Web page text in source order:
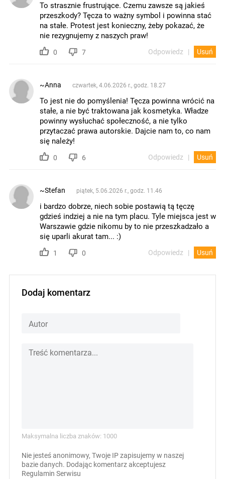
To strasznie frustrujące. Czemu zawsze są jakieś
przeszkody? Tęcza to ważny symbol i powinna stać
na stałe. Protest jest konieczny, żeby pokazać, że
nie rezygnujemy z naszych praw!
0 7 Odpowiedz Usuń
~Anna czwartek, 4.06.2026 r., godz. 18.27
To jest nie do pomyślenia! Tęcza powinna wrócić na
stałe, a nie być traktowana jak kosmetyka. Władze
powinny wysłuchać społeczność, a nie tylko
przytaczać prawa autorskie. Dajcie nam to, co nam
się należy!
0 6 Odpowiedz Usuń
~Stefan piątek, 5.06.2026 r., godz. 11.46
i bardzo dobrze, niech sobie postawią tą tęczę
gdzieś indziej a nie na tym placu. Tyle miejsca jest w
Warszawie gdzie nikomu by to nie przeszkadzało a
się uparli akurat tam... :)
1 0 Odpowiedz Usuń
Dodaj komentarz
Maksymalna liczba znaków: 1000
Nie jesteś anonimowy, Twoje IP zapisujemy w naszej
bazie danych. Dodając komentarz akceptujesz
Regulamin Serwisu